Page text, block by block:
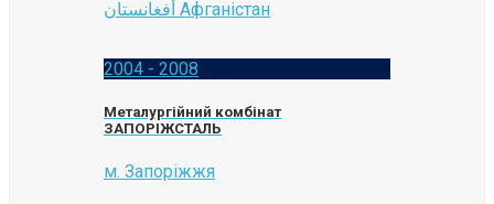
أفغانستان Афганістан
2004 - 2008
Металургійний комбінат
ЗАПОРІЖСТАЛЬ
м. Запоріжжя